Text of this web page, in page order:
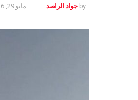
by جواد الراصد مايو 29, 2026